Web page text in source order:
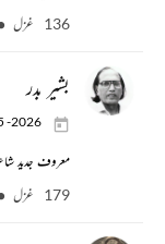
136 غزل
بشیر بدر
-2026
معروف جدید
179 غزل